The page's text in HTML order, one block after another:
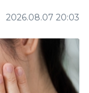
2026.08.07 20:03